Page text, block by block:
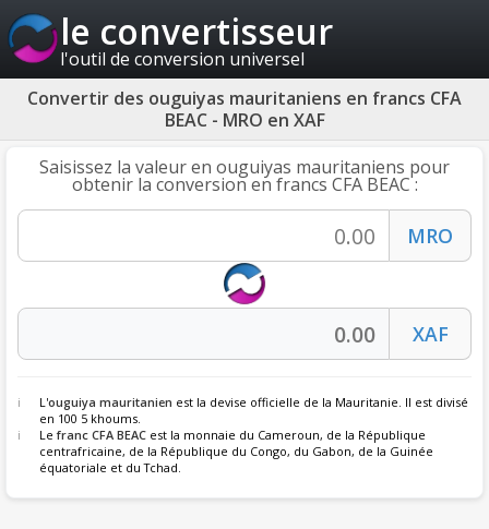
le convertisseur
l'outil de conversion universel
Convertir des ouguiyas mauritaniens en francs CFA
BEAC - MRO en XAF
Saisissez la valeur en ouguiyas mauritaniens pour
obtenir la conversion en francs CFA BEAC :
L'ouguiya mauritanien est la devise officielle de la Mauritanie. Il est divisé
en 100 5 khoums.
Lefranc CFA BEAC est la monnaie du Cameroun, de la République
centrafricaine, de la République du Congo, du Gabon, de la Guinée
équatoriale et du Tchad.